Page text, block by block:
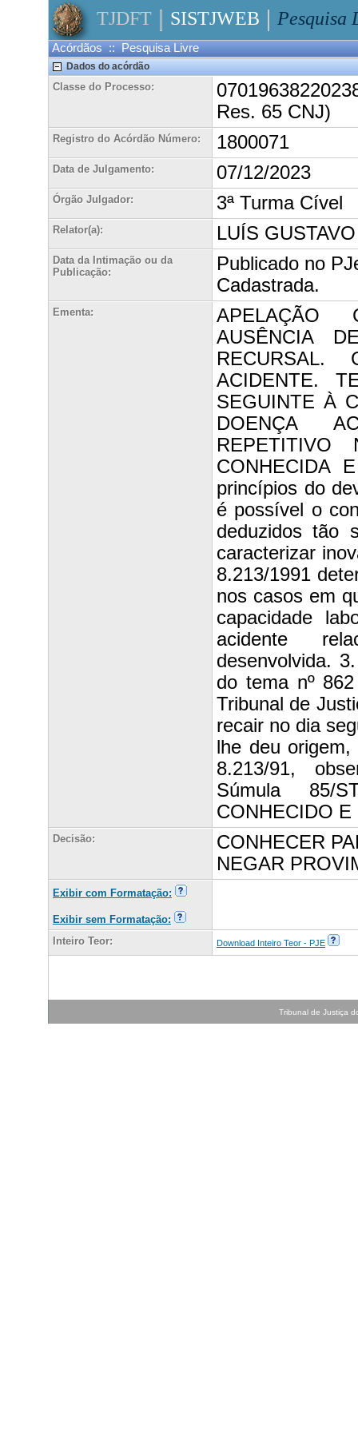
TJDFT SISTJWEB Pesquisa
Acórdãos :: Pesquisa Livre
Dados do acórdão
Classe do Processo:
Res. 65 CNJ)
Registro do Acórdão Número: 1800071
Data de Julgamento: 07/12/2023
Órgão Julgador: 3ª Turma Cível
Relator(a): LUÍS
Data da Intimação ou da
Publicação:
Publicado no
Cadastrada.
Ementa:
APELAÇÃO
AUSÊNCIA
RECURSAL.
ACIDENTE.
SEGUINTE À
DOENÇA
REPETITIVO
CONHECIDA
princípios do
é possível o
deduzidos tão
caracterizar
8.213/1991
nos casos em
capacidade
acidente
desenvolvida.
do tema nº
Tribunal de
recair no dia
lhe deu
8.213/91,
Súmula 85/
CONHECIDO
Decisão:
CONHECER
NEGAR
Exibir com Formatação:
Exibir sem Formatação:
Inteiro Teor:
Download Inteiro Teor - PJE
Tribunal de Justiça